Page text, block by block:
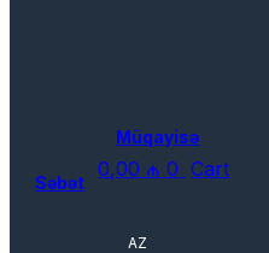
Müqayisə
0,00 ₼ 0 Cart
Səbət
AZ